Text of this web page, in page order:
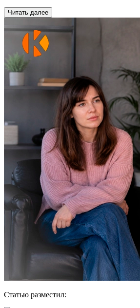
Читать далее
Статью разместил: